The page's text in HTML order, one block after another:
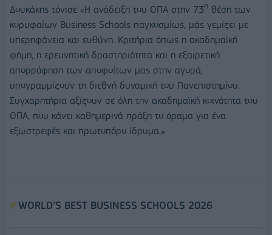
Δουκάκης τόνισε «Η ανάδειξη του ΟΠΑ στην 73η θέση των
κορυφαίων Business Schools παγκοσμίως, μάς γεμίζει με
υπερηφάνεια και ευθύνη. Κριτήρια όπως η ακαδημαϊκή
φήμη, η ερευνητική δραστηριότητα και η εξαιρετική
απορρόφηση των αποφοίτων μας στην αγορά,
υπογραμμίζουν τη διεθνή δυναμική του Πανεπιστημίου.
Συγχαρητήρια αξίζουν σε όλη την ακαδημαϊκή κοινότητα του
ΟΠΑ, που κάνει καθημερινά πράξη το όραμα για ένα
εξωστρεφές και πρωτοπόρο ίδρυμα.»
WORLD’S BEST BUSINESS SCHOOLS 2026